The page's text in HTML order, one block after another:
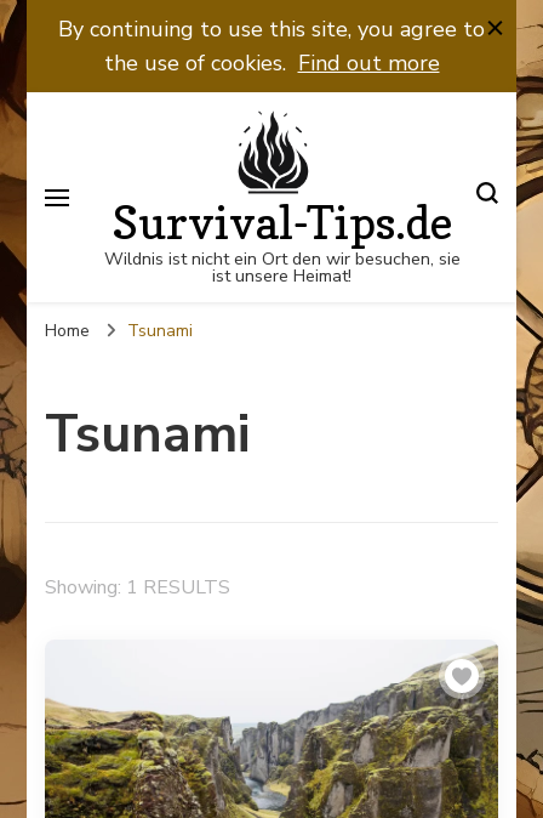
By continuing to use this site, you agree to
the use of cookies. Find out more
Survival-Tips.de
Wildnis ist nicht ein Ort den wir besuchen, sie
ist unsere Heimat!
Home Tsunami
Tsunami
Showing: 1 RESULTS